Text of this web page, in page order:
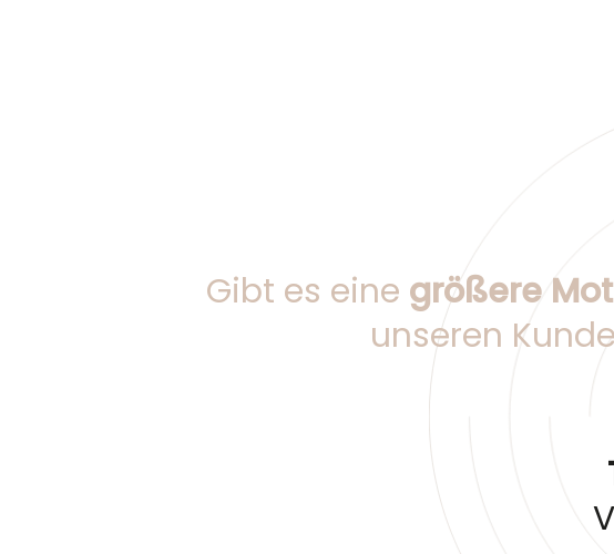
Gibt es eine größere
unseren